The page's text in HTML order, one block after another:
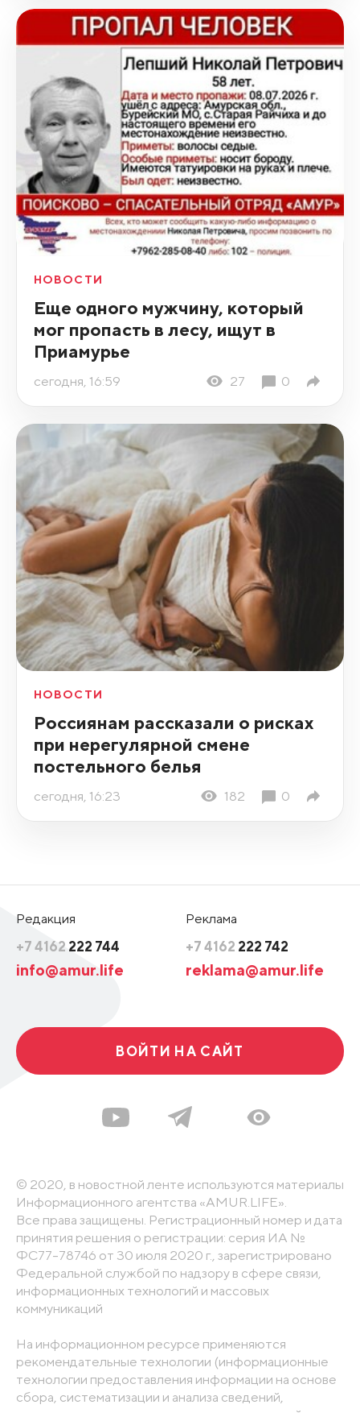
НОВОСТИ
Еще одного мужчину, который
мог пропасть в лесу, ищут в
Приамурье
сегодня, 16:59 27 0
НОВОСТИ
Россиянам рассказали о рисках
при нерегулярной смене
постельного белья
сегодня, 16:23 182 0
Редакция
+7 4162 222 744
info@amur.life
Реклама
+7 4162 222 742
reklama@amur.life
ВОЙТИ НА САЙТ
© 2020, в новостной ленте используются материалы
Информационного агентства «AMUR.LIFE».
Все права защищены. Регистрационный номер и дата
принятия решения о регистрации: серия ИА №
ФС77-78746 от 30 июля 2020 г., зарегистрировано
Федеральной службой по надзору в сфере связи,
информационных технологий и массовых
коммуникаций
На информационном ресурсе применяются
рекомендательные технологии (информационные
технологии предоставления информации на основе
сбора, систематизации и анализа сведений,